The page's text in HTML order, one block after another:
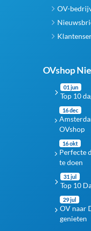
OV-
OVshop
01 jun
Top 10
16 dec
OVshop
16 okt
Perfecte
te doen
31 jul
Top 10
29 jul
OV naar
genieten